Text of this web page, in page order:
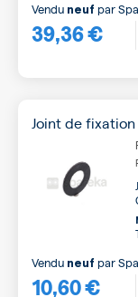
39,36 €
Vendu neuf par
Joint de
10,60 €
Vendu neuf par